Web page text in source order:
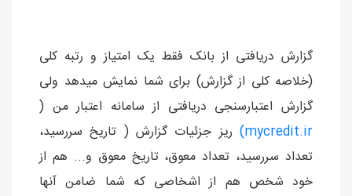
گزارش دریافتی از بانک فقط یک امتیاز و رتبه کلی
(خلاصه کلی از گزارش) برای شما نمایش میدهد ولی
گزارش اعتبارسنجی دریافتی از سامانه اعتبار من (
mycredit.ir)
ریز جزئیات گزارش ( تاریخ سررسید،
تعداد سررسید، تعداد معوق، تاریخ معوق و... هم از
خود شخص هم از اشخاصی که شما ضامن آنها